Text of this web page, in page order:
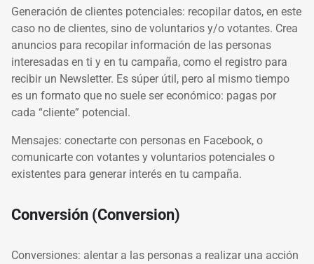
Generación de clientes potenciales: recopilar datos, en este
caso no de clientes, sino de voluntarios y/o votantes. Crea
anuncios para recopilar información de las personas
interesadas en ti y en tu campaña, como el registro para
recibir un Newsletter. Es súper útil, pero al mismo tiempo
es un formato que no suele ser económico: pagas por
cada “cliente” potencial.
Mensajes: conectarte con personas en Facebook, o
comunicarte con votantes y voluntarios potenciales o
existentes para generar interés en tu campaña.
Conversión (Conversion)
Conversiones: alentar a las personas a realizar una acción